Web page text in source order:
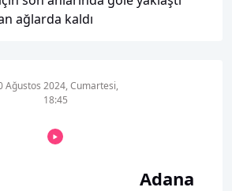
ağlarda kaldı
Ağustos 2024, Cumartesi,
18:45
Adana